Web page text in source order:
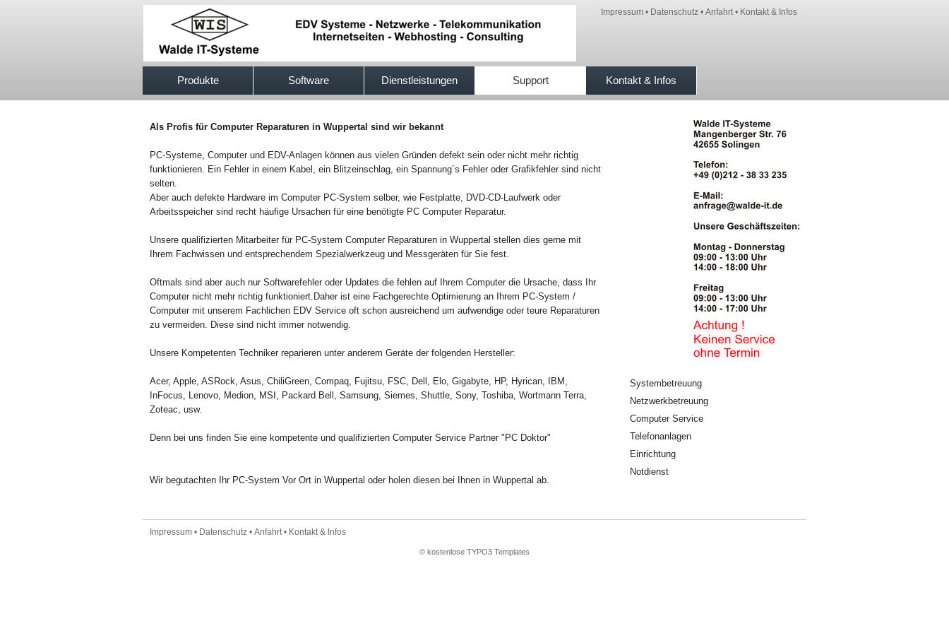
Impressum • Datenschutz • Anfahrt• Kontakt & Infos
Produkte Software Dienstleistungen Support Kontakt & Infos
Als Profis für Computer Reparaturen in Wuppertal sind wir bekannt
PC-Systeme, Computer und EDV-Anlagen können aus vielen Gründen defekt sein oder nicht mehr richtig
funktionieren. Ein Fehler in einem Kabel, ein Blitzeinschlag, ein Spannung´s Fehler oder Grafikfehler sind nicht
selten.
Aber auch defekte Hardware im Computer PC-System selber, wie Festplatte, DVD-CD-Laufwerk oder
Arbeitsspeicher sind recht häufige Ursachen für eine benötigte PC Computer Reparatur.
Unsere qualifizierten Mitarbeiter für PC-System Computer Reparaturen in Wuppertal stellen dies gerne mit
Ihrem Fachwissen und entsprechendem Spezialwerkzeug und Messgeräten für Sie fest.
Oftmals sind aber auch nur Softwarefehler oder Updates die fehlen auf Ihrem Computer die Ursache, dass Ihr
Computer nicht mehr richtig funktioniert.Daher ist eine Fachgerechte Optimierung an Ihrem PC-System /
Computer mit unserem Fachlichen EDV Service oft schon ausreichend um aufwendige oder teure Reparaturen
zu vermeiden. Diese sind nicht immer notwendig.
Unsere Kompetenten Techniker reparieren unter anderem Geräte der folgenden Hersteller:
Acer, Apple, ASRock, Asus, ChiliGreen, Compaq, Fujitsu, FSC, Dell, Elo, Gigabyte, HP, Hyrican, IBM,
InFocus, Lenovo, Medion, MSI, Packard Bell, Samsung, Siemes, Shuttle, Sony, Toshiba, Wortmann Terra,
Zoteac, usw.
Denn bei uns finden Sie eine kompetente und qualifizierten Computer Service Partner "PC Doktor"
Wir begutachten Ihr PC-System Vor Ort in Wuppertal oder holen diesen bei Ihnen in Wuppertal ab.
Systembetreuung
Netzwerkbetreuung
Computer Service
Telefonanlagen
Einrichtung
Notdienst
Impressum • Datenschutz • Anfahrt• Kontakt & Infos
© kostenlose TYPO3 Templates